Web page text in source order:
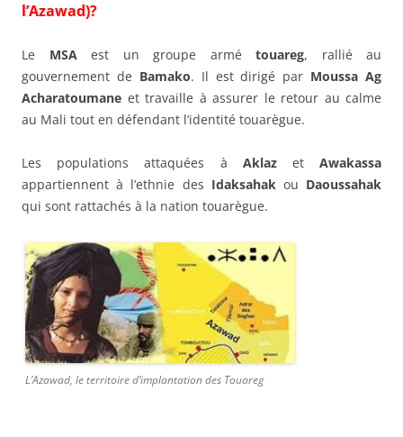
l’Azawad)?
Le MSAest un groupe armé touareg, rallié au
gouvernement de Bamako. Il est dirigé par Moussa Ag
Acharatoumane et travaille à assurer le retour au calme
au Mali tout en défendant l’identité touarègue.
Les populations attaquées à AklazetAwakassa
appartiennent à l’ethnie des Idaksahakou Daoussahak
qui sont rattachés à la nation touarègue.
L’Azawad, le territoire d’implantation des Touareg